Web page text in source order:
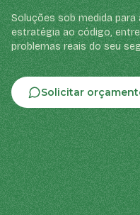
Soluções sob medida
estratégia ao código,
problemas reais do seu
Solicitar